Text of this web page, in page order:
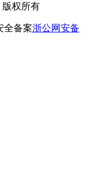
版权所有
浙公网安备